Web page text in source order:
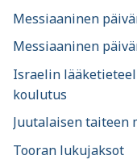
Messiaaninen
Messiaaninen
Israelin
koulutus
Juutalaisen taiteen
Tooran lukujaksot